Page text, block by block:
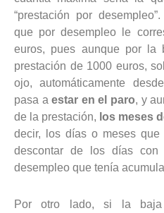
“prestación por
que por desempleo le
euros, pues aunque por la
prestación de 1000 euros,
ojo, automáticamente
pasa aestar en el paro , y
de la prestación, los meses
decir, los días o meses
descontar de los días con
desempleo que tenía
Por otro lado, si la